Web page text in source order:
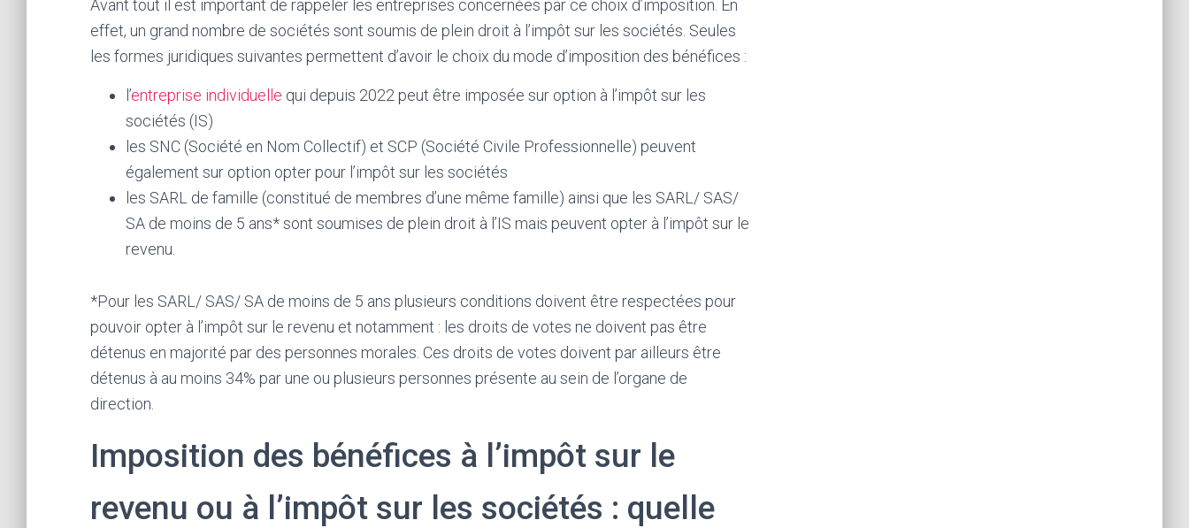
Avant tout il est important de rappeler les entreprises concernées par ce choix d’imposition. En
effet, un grand nombre de sociétés sont soumis de plein droit à l’impôt sur les sociétés. Seules
les formes juridiques suivantes permettent d’avoir le choix du mode d’imposition des bénéfices :
l’entreprise individuelle qui depuis 2022 peut être imposée sur option à l’impôt sur les
sociétés (IS)
les SNC (Société en Nom Collectif) et SCP (Société Civile Professionnelle) peuvent
également sur option opter pour l’impôt sur les sociétés
les SARL de famille (constitué de membres d’une même famille) ainsi que les SARL/ SAS/
SA de moins de 5 ans* sont soumises de plein droit à l’IS mais peuvent opter à l’impôt sur le
revenu.
*Pour les SARL/ SAS/ SA de moins de 5 ans plusieurs conditions doivent être respectées pour
pouvoir opter à l’impôt sur le revenu et notamment : les droits de votes ne doivent pas être
détenus en majorité par des personnes morales. Ces droits de votes doivent par ailleurs être
détenus à au moins 34% par une ou plusieurs personnes présente au sein de l’organe de
direction.
Imposition des bénéfices à l’impôt sur le
revenu ou à l’impôt sur les sociétés : quelle